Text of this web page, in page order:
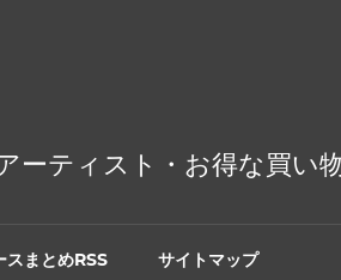
ティスト・お得な買い
スまとめRSS サイトマップ